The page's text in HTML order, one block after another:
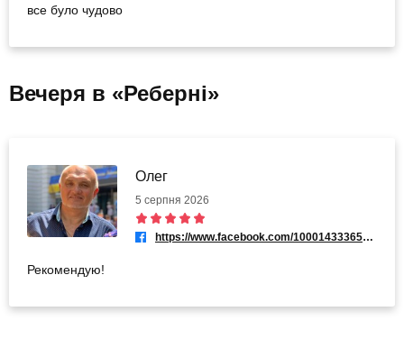
все було чудово
Вечеря в «Реберні»
Олег
5 серпня 2026
https://www.facebook.com/100014333658589
Рекомендую!